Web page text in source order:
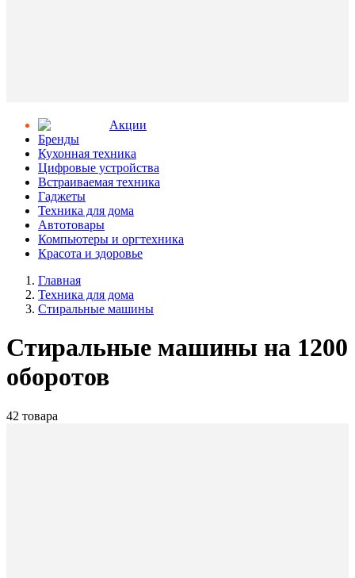
Aкции
Бренды
Кухонная техника
Цифровые устройства
Встраиваемая техника
Гаджеты
Техника для дома
Автотовары
Компьютеры и оргтехника
Красота и здоровье
Главная
Техника для дома
Стиральные машины
Стиральные машины на 1200
оборотов
42 товара